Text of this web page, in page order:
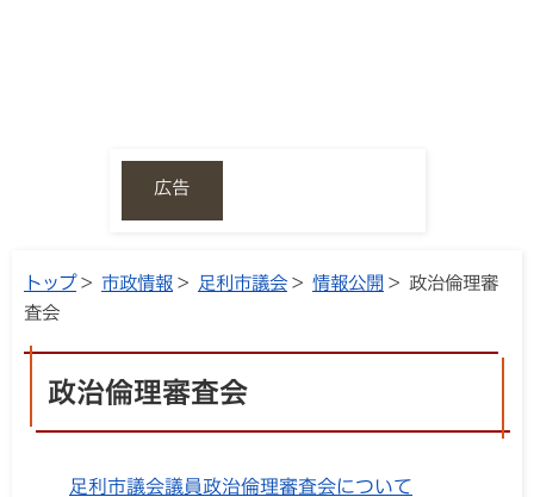
広告
トップ> 市政情報 > 足利市議会 > 情報公開 > 政治倫理審
査会
政治倫理審査会
足利市議会議員政治倫理審査会について